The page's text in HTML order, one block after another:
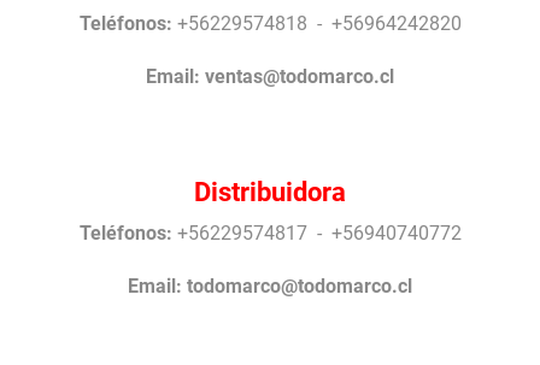
Teléfonos: +56229574818 - +56964242820
Email: ventas@todomarco.cl
Distribuidora
Teléfonos: +56229574817 - +56940740772
Email: todomarco@todomarco.cl